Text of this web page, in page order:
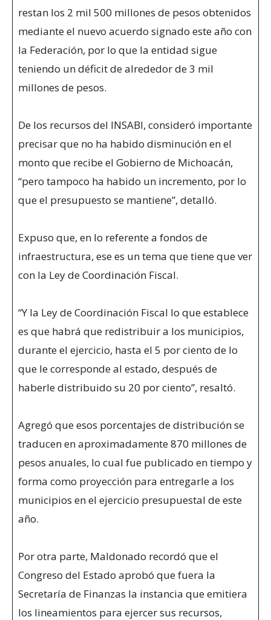
restan los 2 mil 500 millones de pesos obtenidos
mediante el nuevo acuerdo signado este año con
la Federación, por lo que la entidad sigue
teniendo un déficit de alrededor de 3 mil
millones de pesos.
De los recursos del INSABI, consideró importante
precisar que no ha habido disminución en el
monto que recibe el Gobierno de Michoacán,
“pero tampoco ha habido un incremento, por lo
que el presupuesto se mantiene”, detalló.
Expuso que, en lo referente a fondos de
infraestructura, ese es un tema que tiene que ver
con la Ley de Coordinación Fiscal.
“Y la Ley de Coordinación Fiscal lo que establece
es que habrá que redistribuir a los municipios,
durante el ejercicio, hasta el 5 por ciento de lo
que le corresponde al estado, después de
haberle distribuido su 20 por ciento”, resaltó.
Agregó que esos porcentajes de distribución se
traducen en aproximadamente 870 millones de
pesos anuales, lo cual fue publicado en tiempo y
forma como proyección para entregarle a los
municipios en el ejercicio presupuestal de este
año.
Por otra parte, Maldonado recordó que el
Congreso del Estado aprobó que fuera la
Secretaría de Finanzas la instancia que emitiera
los lineamientos para ejercer sus recursos,